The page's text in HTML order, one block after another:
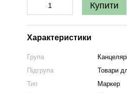
Купити
Характеристики
Група
Підгрупа
Товари
Тип
Маркер